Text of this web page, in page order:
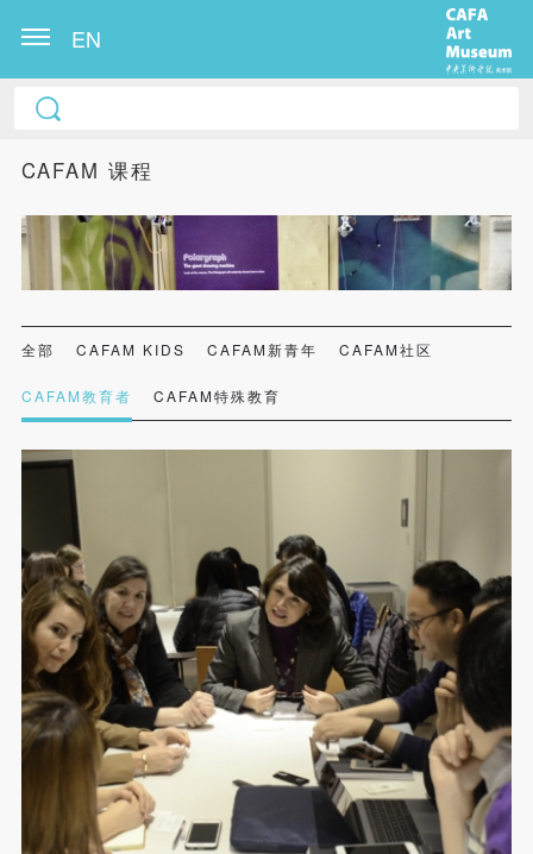
EN
CAFAM 课程
全部 CAFAM KIDS CAFAM新青年 CAFAM社区
CAFAM教育者 CAFAM特殊教育